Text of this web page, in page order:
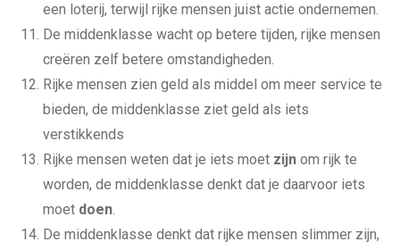
een loterij, terwijl rijke mensen juist actie ondernemen.
De middenklasse wacht op betere tijden, rijke mensen
creëren zelf betere omstandigheden.
Rijke mensen zien geld als middel om meer service te
bieden, de middenklasse ziet geld als iets
verstikkends
Rijke mensen weten dat je iets moet zijn om rijk te
worden, de middenklasse denkt dat je daarvoor iets
moet doen.
De middenklasse denkt dat rijke mensen slimmer zijn,